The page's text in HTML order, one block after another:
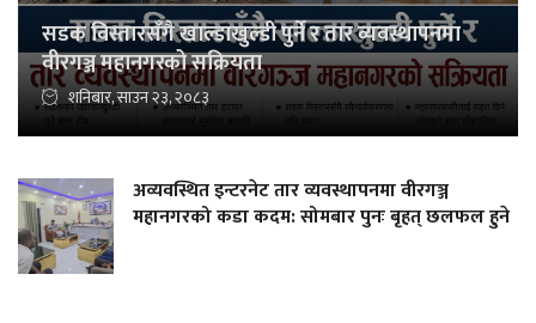
सडक विस्तारसँगै खाल्डाखुल्डी पुर्ने र तार व्यवस्थापनमा
वीरगञ्ज महानगरको सक्रियता
शनिबार, साउन २३, २०८३
अव्यवस्थित इन्टरनेट तार व्यवस्थापनमा वीरगञ्ज
महानगरको कडा कदम: सोमबार पुनः बृहत् छलफल हुने